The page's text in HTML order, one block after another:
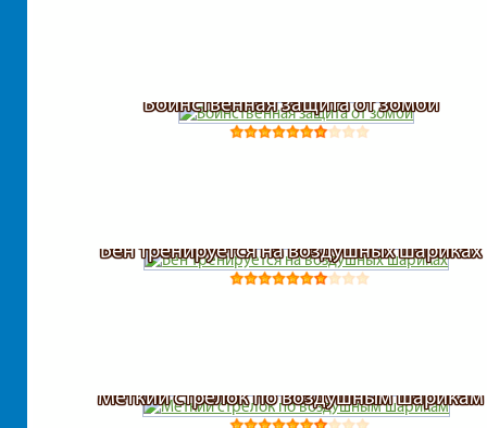
Воинственная защита от зомби
Бен тренируется на воздушных шариках
Меткий стрелок по воздушным шарикам